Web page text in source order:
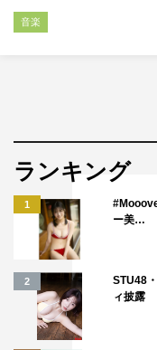
音楽
ランキング
1
ー美…
2
STU48
ィ披露